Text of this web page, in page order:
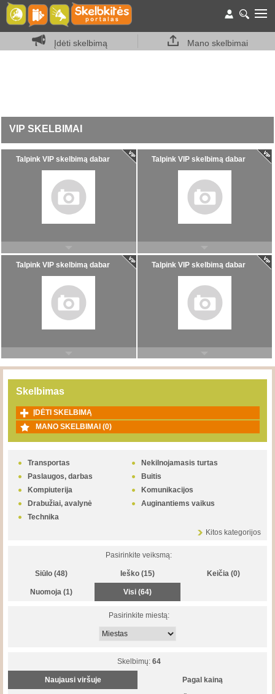
Įdėti skelbimą Mano skelbimai
M
VIP SKELBIMAI
Talpink VIP skelbimą dabar Talpink VIP skelbimą dabar
Talpink VIP skelbimą dabar Talpink VIP skelbimą dabar
Skelbimas
ĮDĖTI SKELBIMĄ
MANO SKELBIMAI (0)
Transportas
Nekilnojamasis turtas
Paslaugos, darbas
Buitis
Kompiuterija
Komunikacijos
Drabužiai, avalynė
Auginantiems vaikus
Technika
Kitos kategorijos
Pasirinkite veiksmą:
Siūlo (48) Ieško (15) Keičia (0)
Nuomoja (1) Visi (64)
Pasirinkite miestą:
Skelbimų: 64